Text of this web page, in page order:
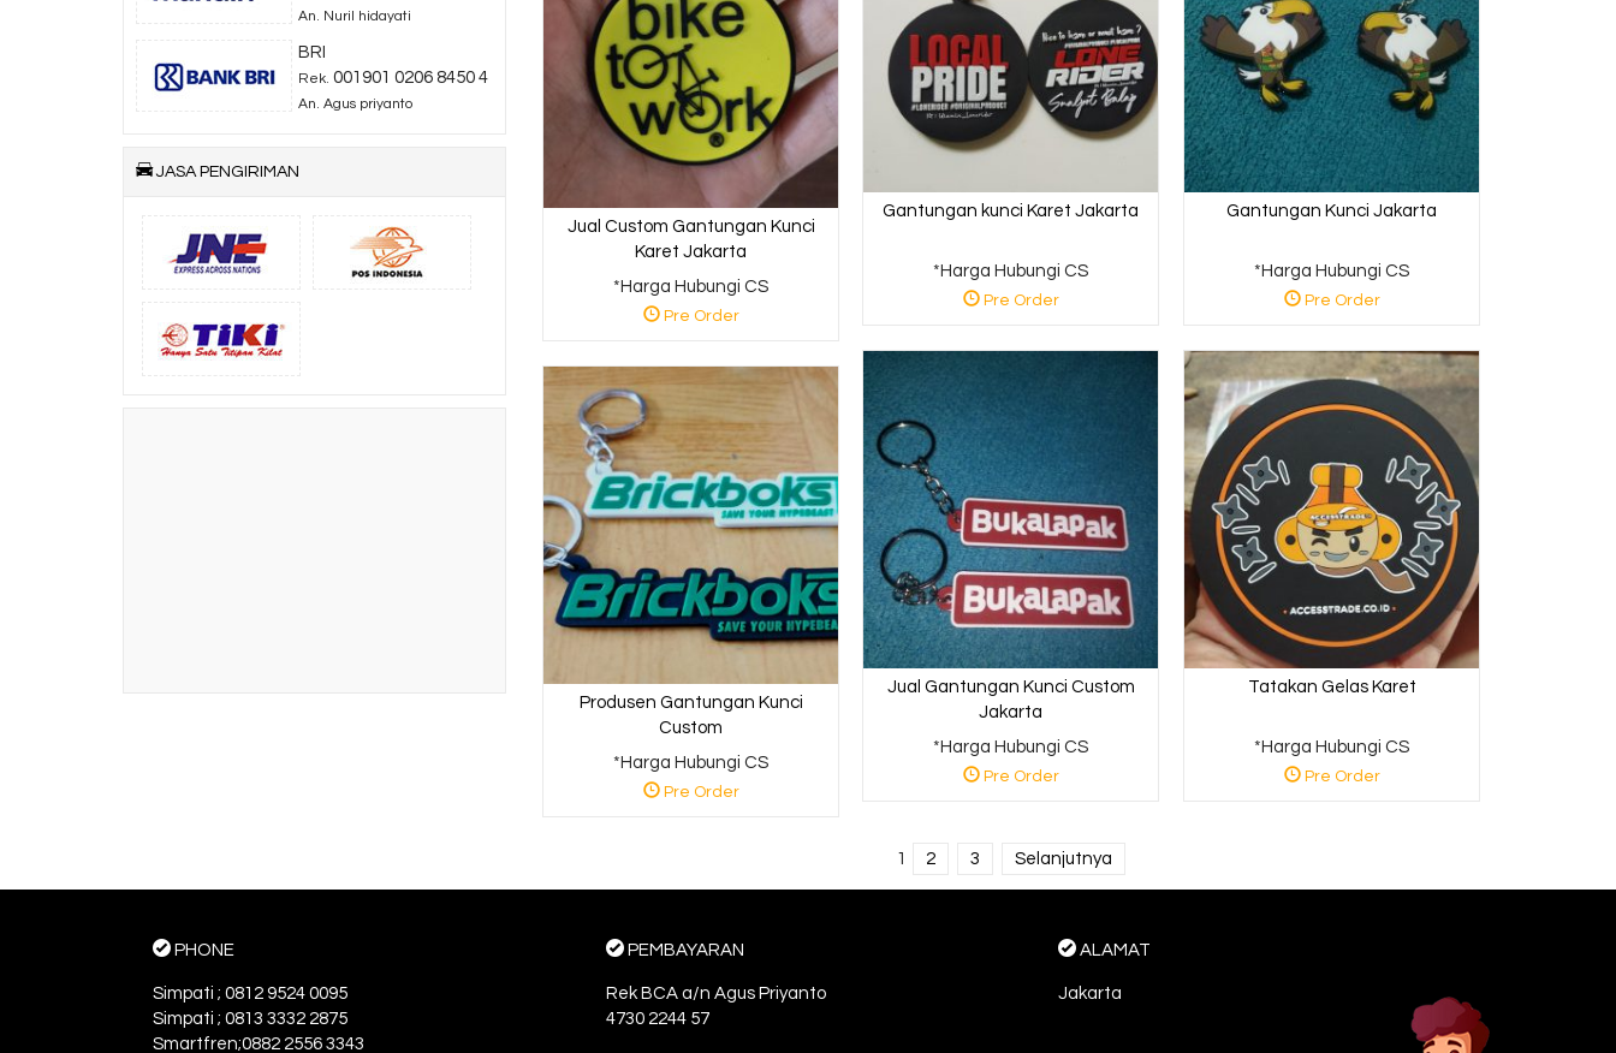
Gantungan kunci Karet Jakarta
*Harga Hubungi CS
Pre Order
Gantungan Kunci Jakarta
*Harga Hubungi CS
Pre Order
Jual Custom Gantungan Kunci
Karet Jakarta
*Harga Hubungi CS
Pre Order
Jual Gantungan Kunci Custom
Jakarta
*Harga Hubungi CS
Pre Order
Tatakan Gelas Karet
*Harga Hubungi CS
Pre Order
Produsen Gantungan Kunci
Custom
*Harga Hubungi CS
Pre Order
1 2 3 Selanjutnya
An. Nuril hidayati
BRI
Rek. 001901 0206 8450 4
An. Agus priyanto
JASA PENGIRIMAN
PHONE
Simpati ; 0812 9524 0095
Simpati ; 0813 3332 2875
Smartfren;0882 2556 3343
PEMBAYARAN
Rek BCA a/n Agus Priyanto
4730 2244 57
ALAMAT
Jakarta